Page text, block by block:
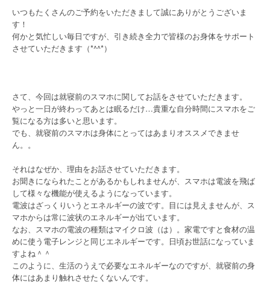
いつもたくさんのご予約をいただきまして誠にありがとうございま
す！
何かと気忙しい毎日ですが、引き続き全力で皆様のお身体をサポート
させていただきます（*^^*）
さて、今回は就寝前のスマホに関してお話をさせていただきます。
やっと一日が終わってあとは眠るだけ…貴重な自分時間にスマホをご
覧になる方は多いと思います。
でも、就寝前のスマホは身体にとってはあまりオススメできませ
ん。。
それはなぜか、理由をお話させていただきます。
お聞きになられたことがあるかもしれませんが、スマホは電波を飛ば
して様々な機能が使えるようになっています。
電波はざっくりいうとエネルギーの波です。目には見えませんが、ス
マホからは常に波状のエネルギーが出ています。
なお、スマホの電波の種類はマイクロ波（は）。家電ですと食材の温
めに使う電子レンジと同じエネルギーです。日頃お世話になっていま
すよね＾＾
このように、生活のうえで必要なエネルギーなのですが、就寝前の身
体にはあまり触れさせたくないんです。